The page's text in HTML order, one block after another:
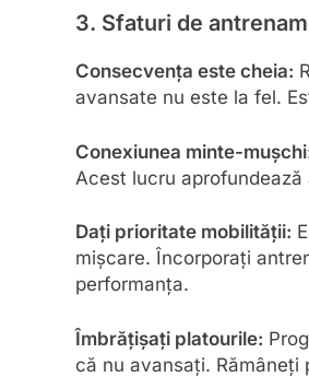
3. Sfaturi de
Consecvența este cheia:
avansate nu este la fel.
Conexiunea minte-
Acest lucru
Dați prioritate mobilității:
mișcare. Încorporați
performanța.
Îmbrățișați platourile:
că nu avansați.